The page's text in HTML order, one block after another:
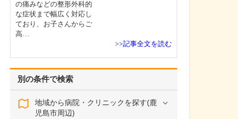
別の条件で検索
地域から病院・クリニックを探す(鹿
児島市周辺)
の痛みなどの整形外科的
な症状まで幅広く対応し
ており、お子さんからご
高…
>>記事全文を読む